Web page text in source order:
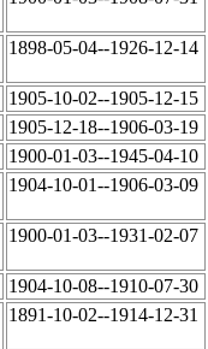
1898-05-04--1926-12-14
1905-10-02--1905-12-15
1905-12-18--1906-03-19
1900-01-03--1945-04-10
1904-10-01--1906-03-09
1900-01-03--1931-02-07
1904-10-08--1910-07-30
1891-10-02--1914-12-31